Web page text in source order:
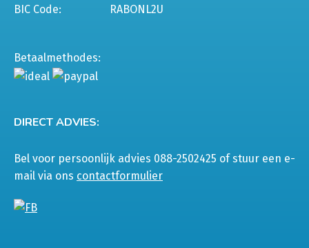
BIC Code:
RABONL2U
Betaalmethodes:
DIRECT ADVIES:
Bel voor persoonlijk advies 088-2502425 of stuur een e-
mail via ons contactformulier